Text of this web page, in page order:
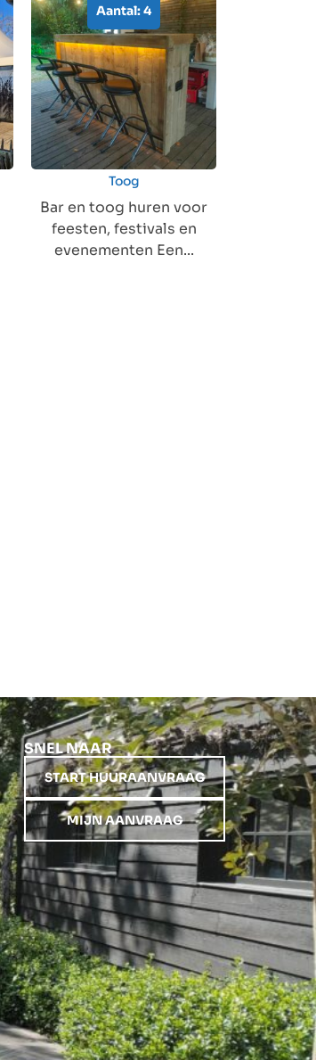
Aantal: 4
Toog
Bar en toog huren voor
feesten, festivals en
evenementen Een...
SNEL NAAR
START HUURAANVRAAG
MIJN AANVRAAG